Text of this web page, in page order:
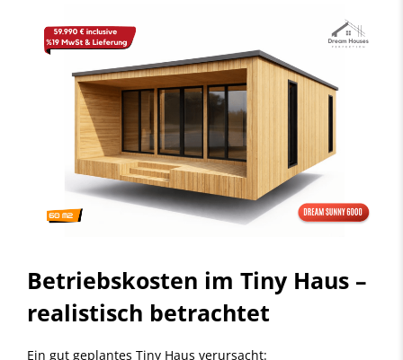
Betriebskosten im Tiny Haus –
realistisch betrachtet
Ein gut geplantes Tiny Haus verursacht: